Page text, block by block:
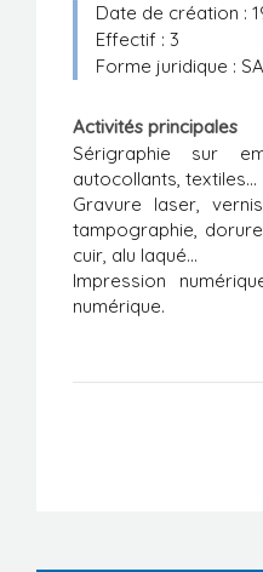
Liens utilesDate de création :
Effectif : 3
Forme juridique :
Activités principales
Sérigraphie sur
autocollants, textiles...
Gravure laser,
tampographie,
cuir, alu laqué...
Impression
numérique.